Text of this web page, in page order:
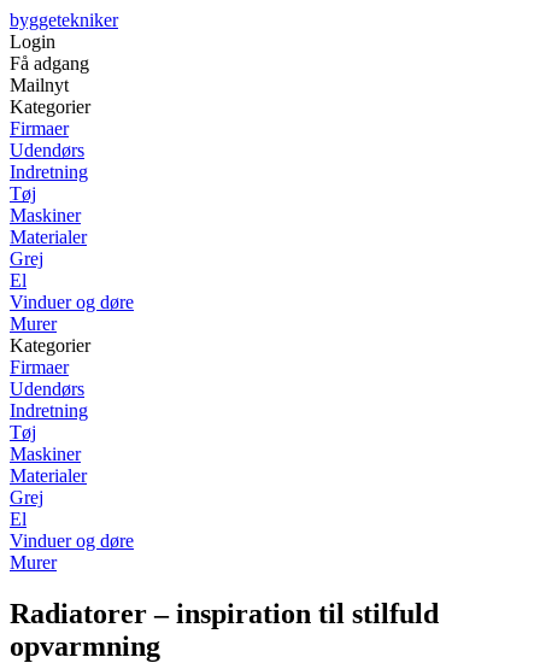
byggetekniker
Login
Få adgang
Mailnyt
Kategorier
Firmaer
Udendørs
Indretning
Tøj
Maskiner
Materialer
Grej
El
Vinduer og døre
Murer
Kategorier
Firmaer
Udendørs
Indretning
Tøj
Maskiner
Materialer
Grej
El
Vinduer og døre
Murer
Radiatorer – inspiration til stilfuld
opvarmning